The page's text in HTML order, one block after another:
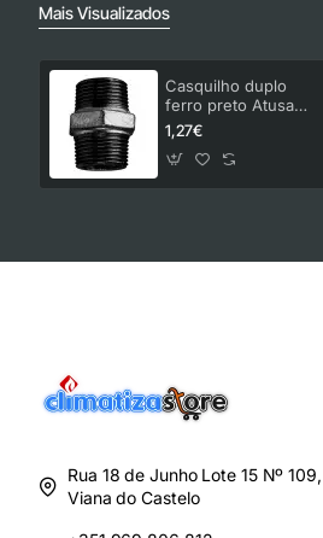
Mais Visualizados
Casquilho duplo
ferro preto Atusa
3/4"
1,27€
Rua 18 de Junho Lote 15 Nº
Viana do Castelo